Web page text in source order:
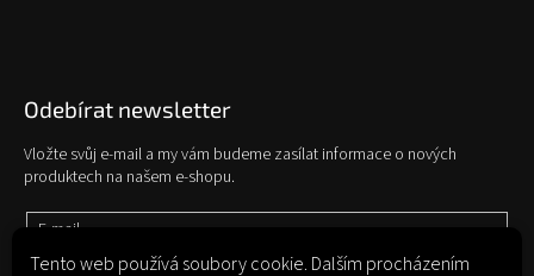
Tento web používá soubory cookie. Dalším procházením
Odebírat newsletter
Vložte svůj e-mail a my vám budeme zasílat informace o nových
produktech na našem e-shopu.
E-mail